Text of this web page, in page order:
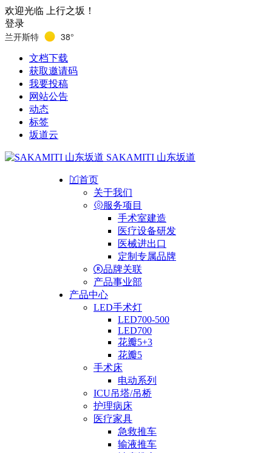
欢迎光临 上行之坂！
登录
兰开斯特 38°
文档下载
获取邀请码
我要投稿
网站公告
动态
标签
坂道云
SAKAMITI 山东坂道
首页
关于我们
服务项目
手术室建造
医疗设备研发
医械进出口
定制专属品牌
品牌关联
产品事业部
产品中心
LED手术灯
LED700-500
LED700
花瓣5+3
花瓣5
手术床
电动系列
ICU吊塔/吊桥
护理病床
医疗家具
急救推车
输液推车